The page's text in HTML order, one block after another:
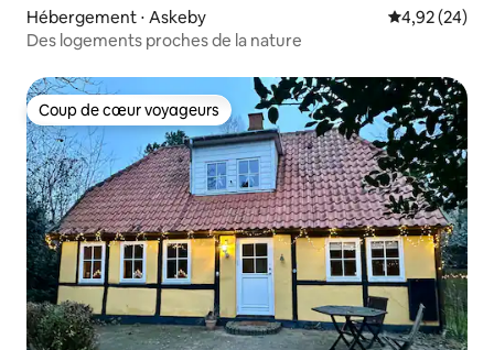
Hébergement ⋅ Askeby Évaluation
4,92 (24)
Des logements proches de la nature
Coup de cœur voyageurs
Coup de cœur voyageurs